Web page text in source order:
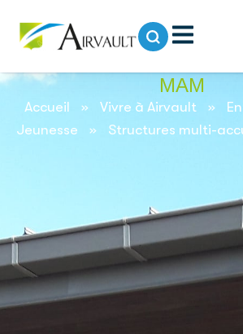
MAM
Accueil » Vivre à Airvault »
Jeunesse
» Structures multi-